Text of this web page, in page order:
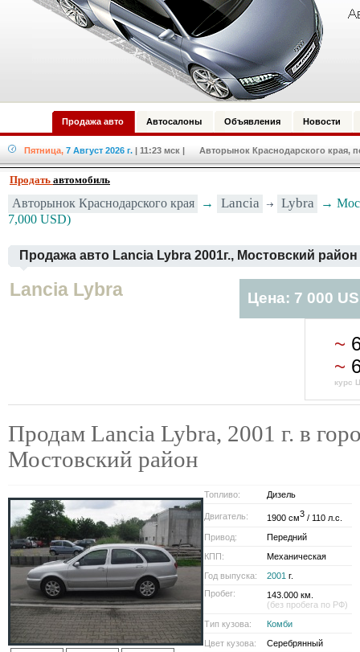
Продажа авто Автосалоны Объявления Новости
Пятница, 7 Август 2026 г. | 11:23 мск | Авторынок Краснодарского края,
Продать автомобиль
Авторынок Краснодарского края → Lancia Lybra
→
7,000 USD)
Продажа авто Lancia Lybra 2001г., Мостовский район
Lancia Lybra Цена: 7 000
~
~
курс
Продам Lancia Lybra, 2001 г. в
Мостовский район
Топливо: Дизель
Двигатель: 1900 см3 / 110 л.с.
Привод:
Передний
КПП:
Механическая
Год выпуска:
2001 г.
Пробег:
143.000 км.
(без пробега по РФ)
Тип кузова:
Комби
Цвет кузова:
Серебрянный